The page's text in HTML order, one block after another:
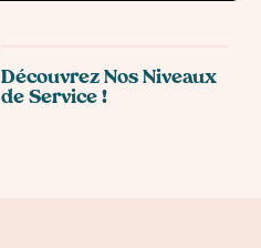
Découvrez Nos Niveaux
de Service !